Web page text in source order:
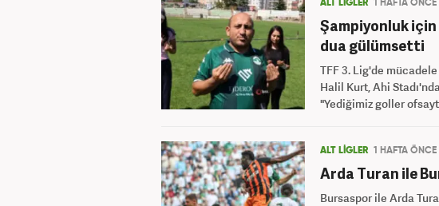
ALT LİGLER 1 HAFTA ÖNCE
Şampiyonluk
dua gülümsetti
TFF 3. Lig'de
Halil Kurt, Ahi
"Yediğimiz goller
ALT LİGLER 1 HAFTA ÖNCE
Arda Turan ile
Bursaspor ile Arda